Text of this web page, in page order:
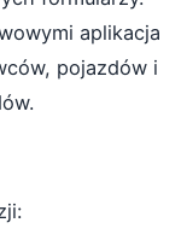
aplikacja
pojazdów i